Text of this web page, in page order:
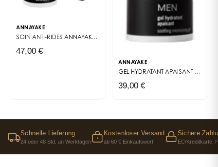
ANNAYAKE
SOIN ANTI-RIDES ANNAYAKE MEN
47,00 €
ANNAYAKE
GEL HYDRATANT APAISANT
39,00 €
Schnelle Lieferung
24 oder 48 Std. an Werktagen
Kostenloser Versand
ab 60 € Einkaufswert
Sichere
EC/Kreditkarte,